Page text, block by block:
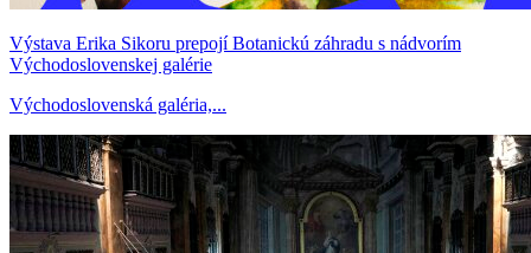
Výstava Erika Sikoru prepojí Botanickú záhradu s nádvorím
Východoslovenskej galérie
Východoslovenská galéria,...